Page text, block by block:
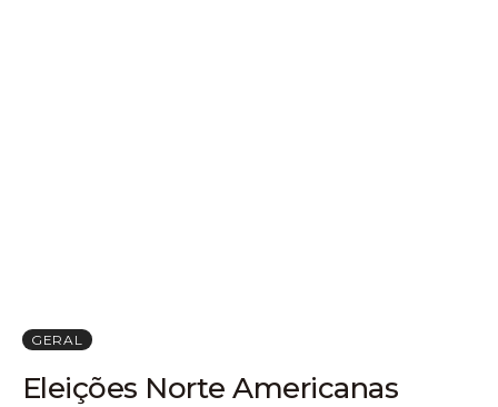
GERAL
Eleições Norte Americanas